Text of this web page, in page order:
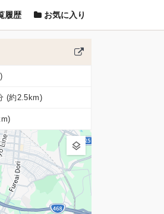
履歴 お気に入り
(約2.5km)